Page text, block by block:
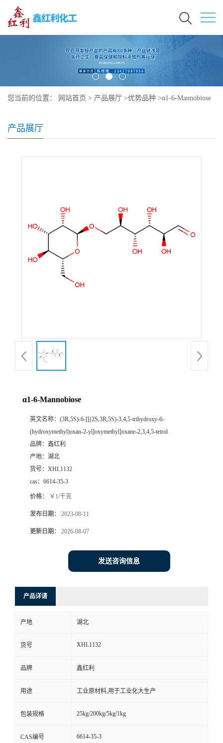
您当前的位置： 网站首页 > 产品展厅 >优势品种 >α1-6-Mannobiose
产品展厅
α1-6-Mannobiose
英文名称： (3R,5S)-6-[[(2S,3R,5S)-3,4,5-trihydroxy-6-
(hydroxymethyl)oxan-2-yl]oxymethyl]oxane-2,3,4,5-tetrol
品牌： 鑫红利
产地： 湖北
货号： XHL1132
cas： 6614-35-3
价格： ￥1/千克
发布日期： 2023-08-11
更新日期： 2026-08-07
发送咨询信息
产品详请
产地 湖北
货号 XHL1132
品牌 鑫红利
用途 工业原材料,用于工业化大生产
包装规格 25kg/200kg/5kg/1kg
CAS编号 6614-35-3